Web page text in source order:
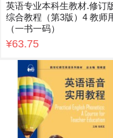
英语专业本科生教材.修订
综合教程（第3版）4 教师
（一书一码）
¥63.75